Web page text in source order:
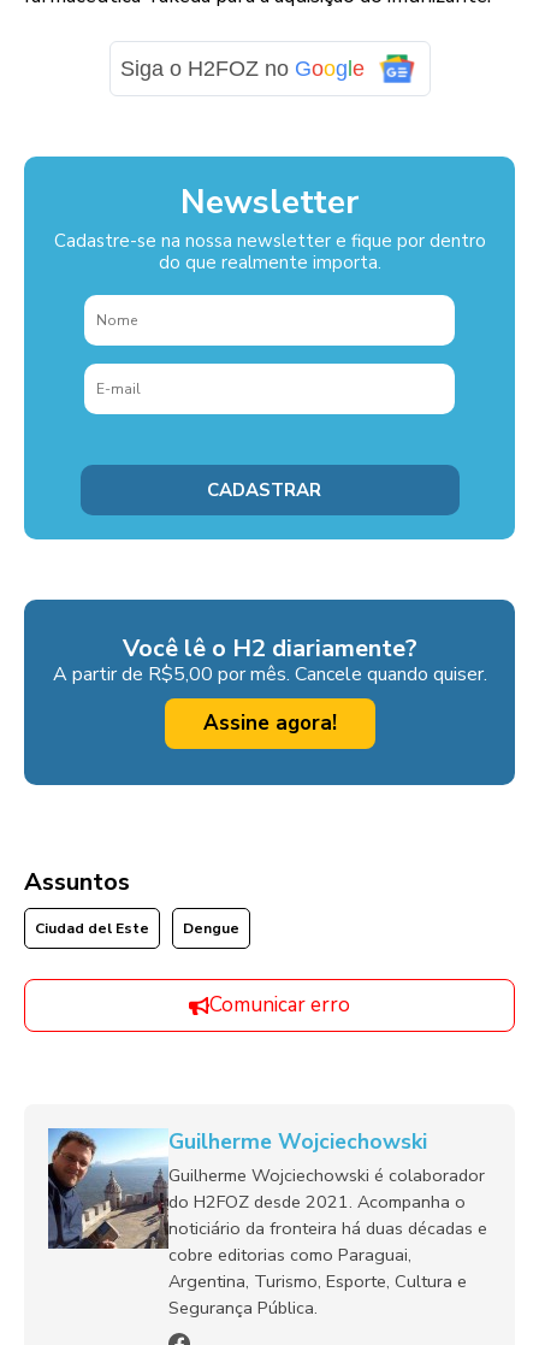
Siga o H2FOZ no Google
Newsletter
Cadastre-se na nossa newsletter e fique por dentro
do que realmente importa.
Você lê o H2 diariamente?
A partir de R$5,00 por mês. Cancele quando quiser.
Assine agora!
Assuntos
Ciudad del Este Dengue
Comunicar erro
Guilherme Wojciechowski
Guilherme Wojciechowski é colaborador
do H2FOZ desde 2021. Acompanha o
noticiário da fronteira há duas décadas e
cobre editorias como Paraguai,
Argentina, Turismo, Esporte, Cultura e
Segurança Pública.